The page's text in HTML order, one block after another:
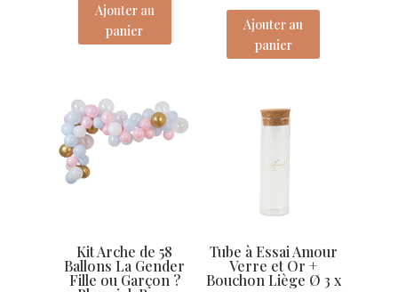
Ajouter au
panier
Ajouter au
panier
Kit Arche de 58
Ballons La Gender
Fille ou Garçon ?
Tube à Essai Amour
Verre et Or +
Bouchon Liège Ø 3 x